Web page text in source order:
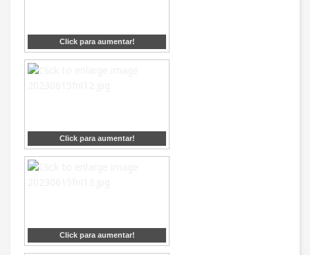
Click para aumentar!
Click para aumentar!
Click para aumentar!